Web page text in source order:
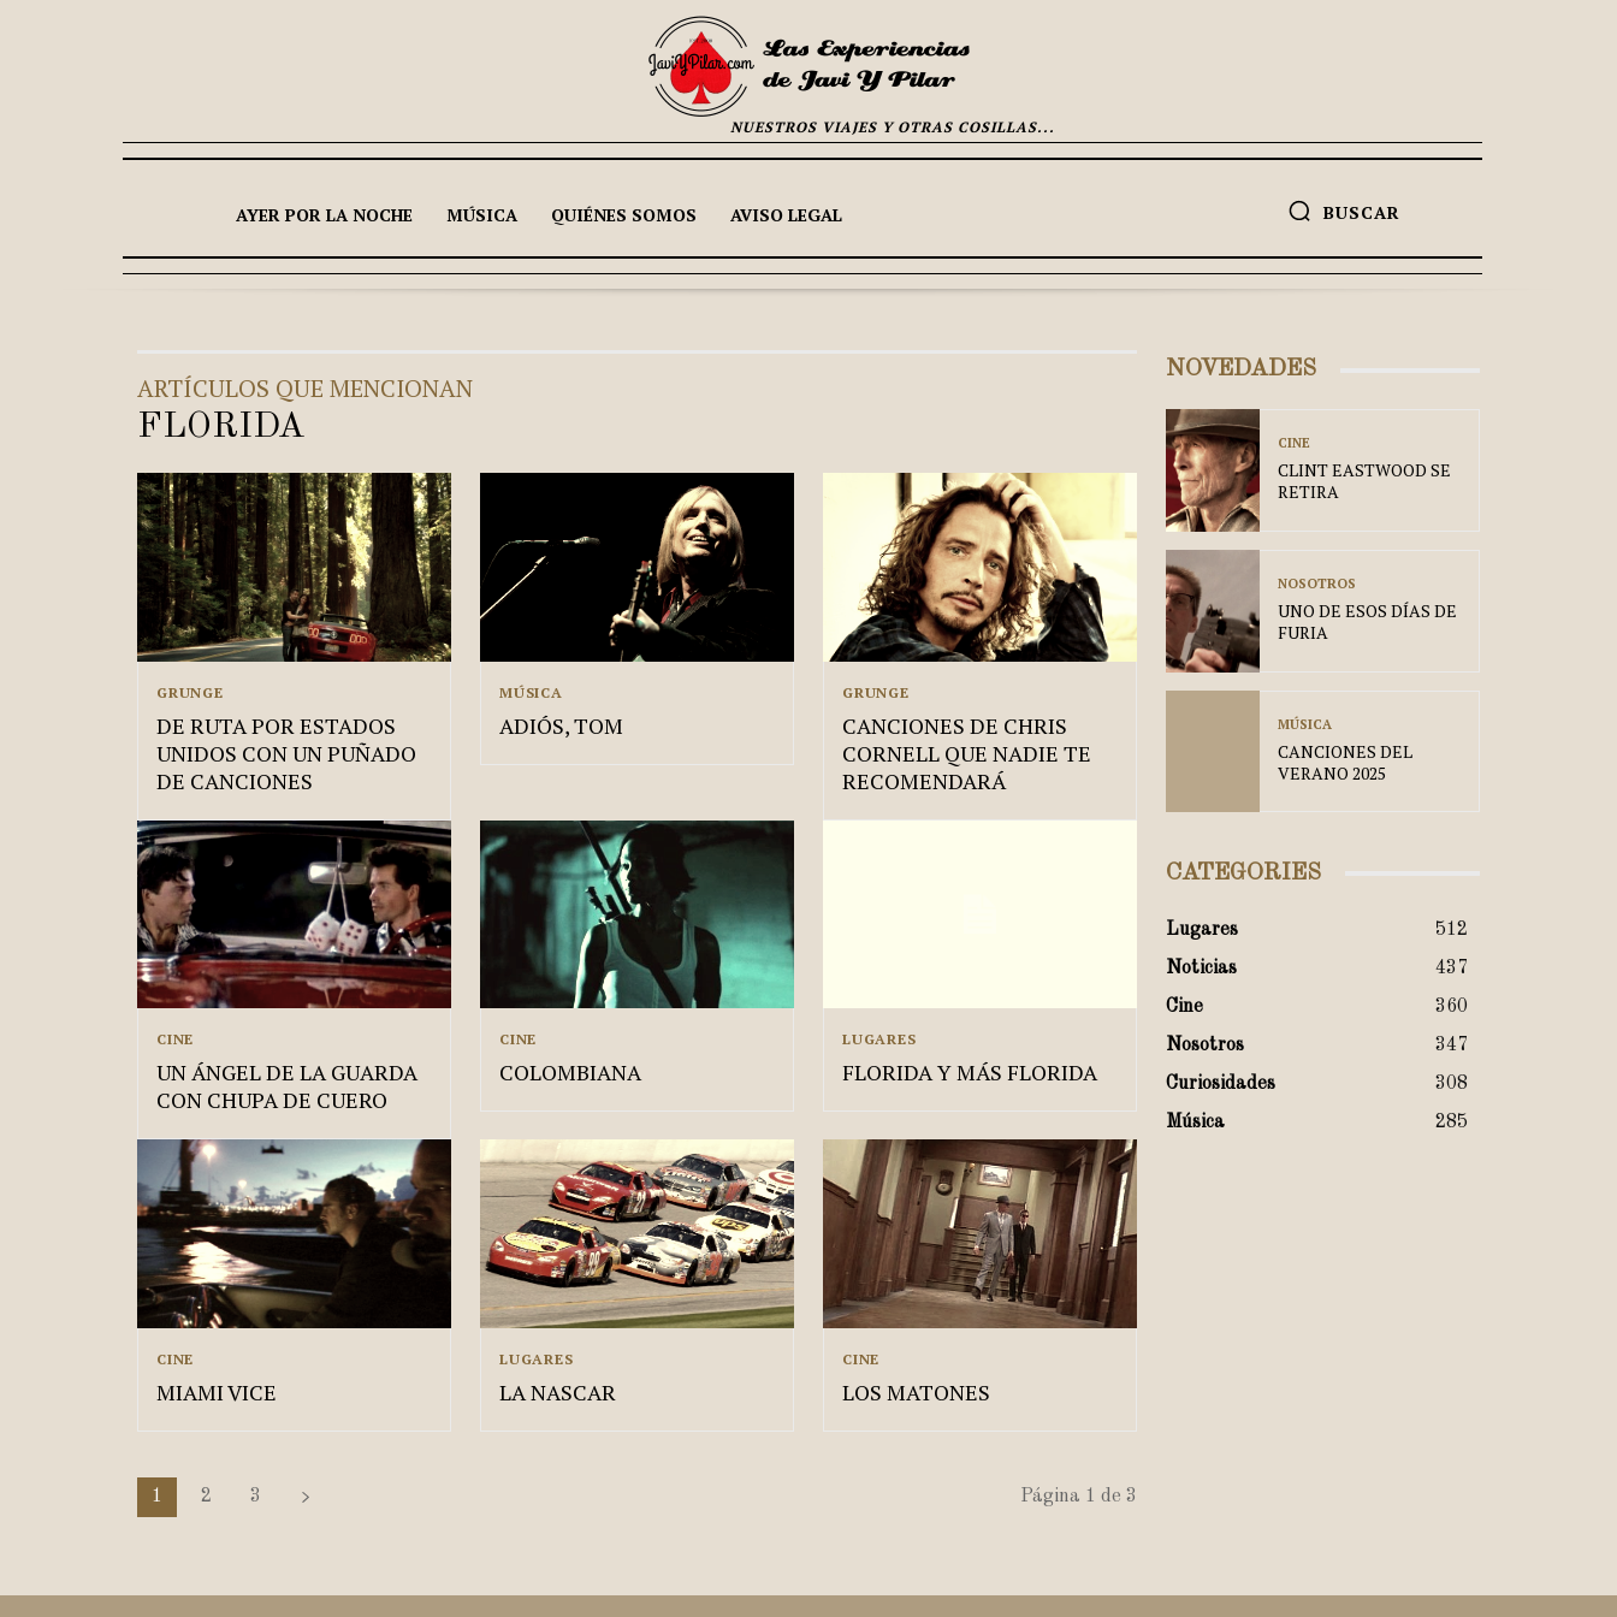
NUESTROS VIAJES Y OTRAS COSILLAS...
AYER POR LA NOCHE MÚSICA QUIÉNES SOMOS AVISO LEGAL BUSCAR
ARTÍCULOS QUE MENCIONAN
FLORIDA
GRUNGE
DE RUTA POR ESTADOS
UNIDOS CON UN PUÑADO
DE CANCIONES
MÚSICA
ADIÓS, TOM
GRUNGE
CANCIONES DE CHRIS
CORNELL QUE NADIE TE
RECOMENDARÁ
CINE
UN ÁNGEL DE LA GUARDA
CON CHUPA DE CUERO
CINE
COLOMBIANA
LUGARES
FLORIDA Y MÁS FLORIDA
CINE
MIAMI VICE
LUGARES
LA NASCAR
CINE
LOS MATONES
1 2 3 Página 1 de 3
NOVEDADES
CINE
CLINT EASTWOOD SE
RETIRA
NOSOTROS
UNO DE ESOS DÍAS DE
FURIA
MÚSICA
CANCIONES DEL
VERANO 2025
CATEGORIES
Lugares
512
Noticias
437
Cine
360
Nosotros
347
Curiosidades
308
Música
285